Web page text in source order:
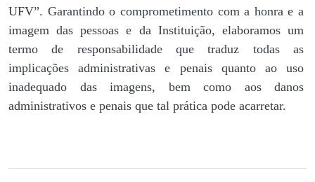
UFV”. Garantindo o comprometimento com a honra e a
imagem das pessoas e da Instituição, elaboramos um
termo de responsabilidade que traduz todas as
implicações administrativas e penais quanto ao uso
inadequado das imagens, bem como aos danos
administrativos e penais que tal prática pode acarretar.